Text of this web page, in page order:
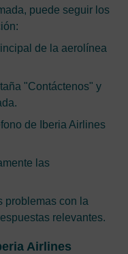
puede seguir los
de la aerolínea
"Contáctenos" y
de Iberia Airlines
las
problemas con la
relevantes.
Airlines